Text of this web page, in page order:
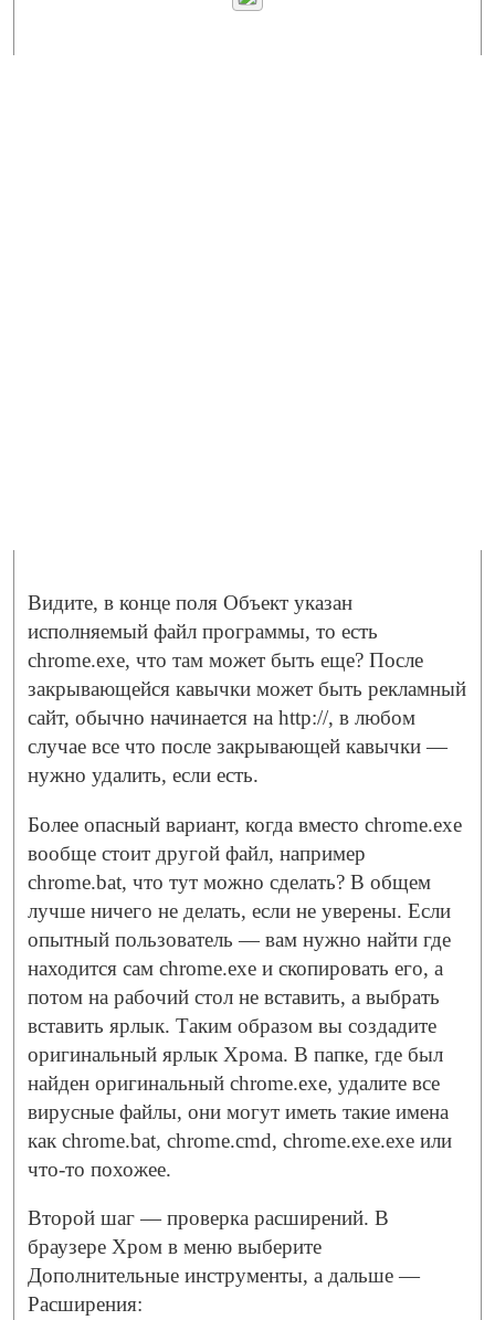
Видите, в конце поля Объект указан
исполняемый файл программы, то есть
chrome.exe, что там может быть еще? После
закрывающейся кавычки может быть рекламный
сайт, обычно начинается на http://, в любом
случае все что после закрывающей кавычки —
нужно удалить, если есть.
Более опасный вариант, когда вместо chrome.exe
вообще стоит другой файл, например
chrome.bat, что тут можно сделать? В общем
лучше ничего не делать, если не уверены. Если
опытный пользователь — вам нужно найти где
находится сам chrome.exe и скопировать его, а
потом на рабочий стол не вставить, а выбрать
вставить ярлык. Таким образом вы создадите
оригинальный ярлык Хрома. В папке, где был
найден оригинальный chrome.exe, удалите все
вирусные файлы, они могут иметь такие имена
как chrome.bat, chrome.cmd, chrome.exe.exe или
что-то похожее.
Второй шаг — проверка расширений. В
браузере Хром в меню выберите
Дополнительные инструменты, а дальше —
Расширения: